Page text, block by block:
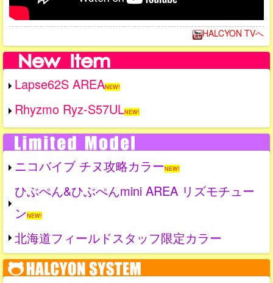
HALCYON TVへ
Lapse62S AREANEW!
Rhyzmo Ryz-S57ULNEW!
ニコバイブ チヌ攻略カラーNEW!
ひぶぺん&ひぶぺんmini AREA リズモチュー
ンNEW!
北海道フィールドスタッフ限定カラー